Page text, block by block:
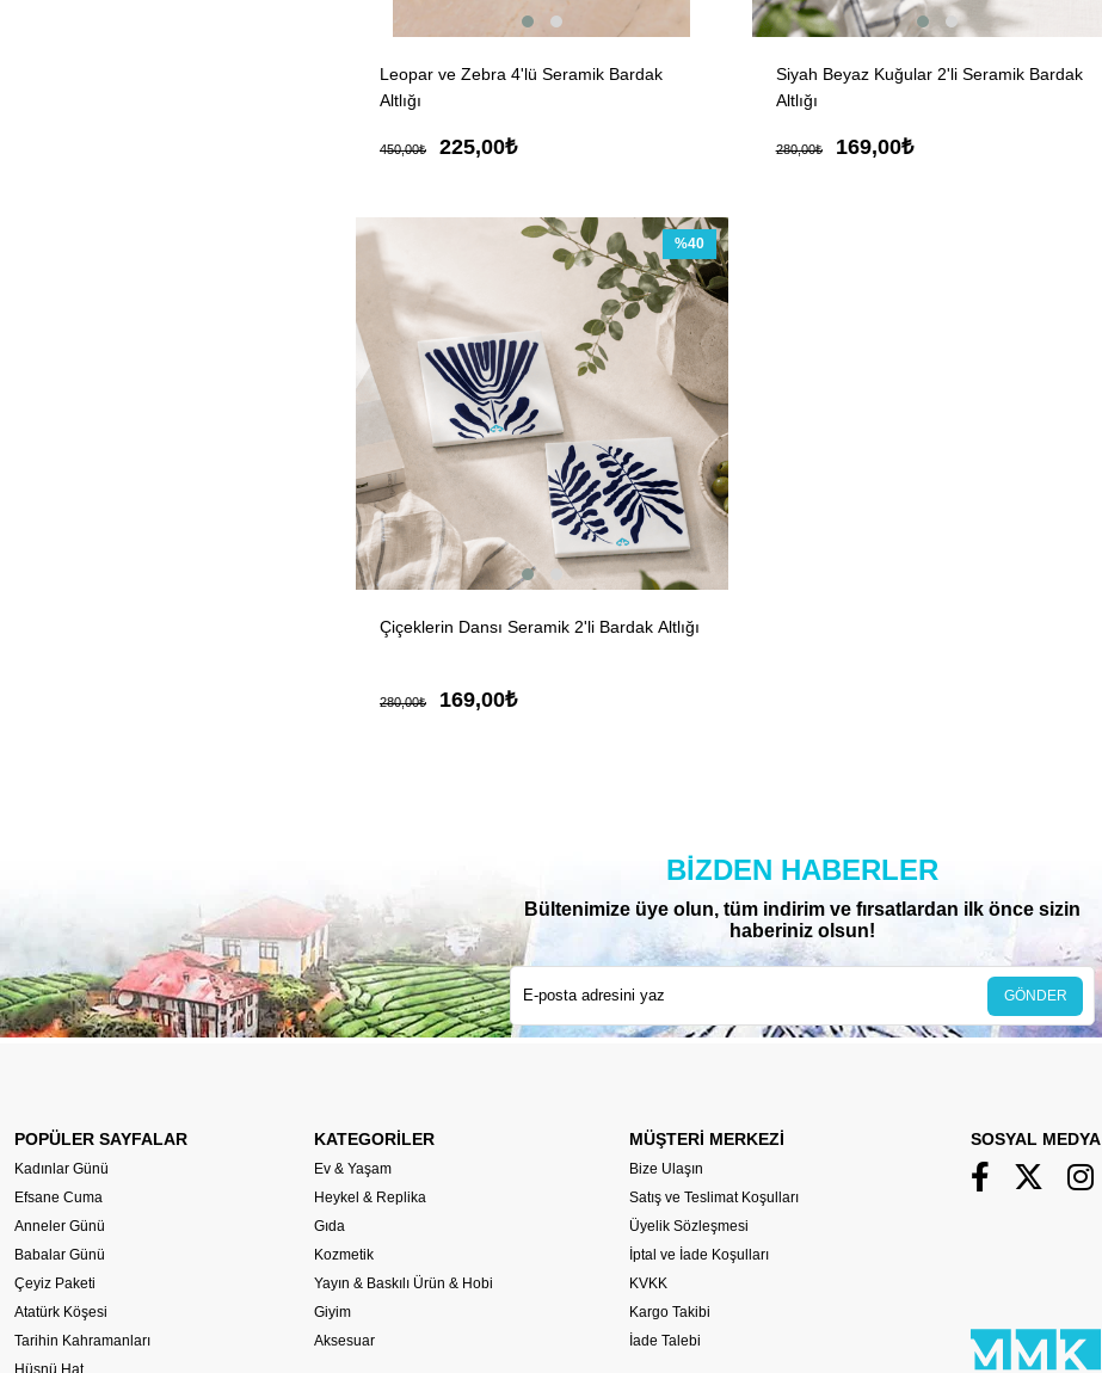
Leopar ve Zebra 4'lü Seramik Bardak
Altlığı
225,00₺
450,00₺
Siyah Beyaz Kuğular 2'li Seramik Bardak
Altlığı
169,00₺
280,00₺
Çiçeklerin Dansı Seramik 2'li Bardak Altlığı
169,00₺
280,00₺
%40
BIZDEN HABERLER
Bültenimize üye olun, tüm indirim ve fırsatlardan ilk önce sizin
haberiniz olsun!
GÖNDER
POPÜLER SAYFALAR
Kadınlar Günü
Efsane Cuma
Anneler Günü
Babalar Günü
Çeyiz Paketi
Atatürk Köşesi
Tarihin Kahramanları
Hüsnü Hat
KATEGORİLER
Ev & Yaşam
Heykel & Replika
Gıda
Kozmetik
Yayın & Baskılı Ürün & Hobi
Giyim
Aksesuar
MÜŞTERİ MERKEZİ
Bize Ulaşın
Satış ve Teslimat Koşulları
Üyelik Sözleşmesi
İptal ve İade Koşulları
KVKK
Kargo Takibi
İade Talebi
SOSYAL MEDYA